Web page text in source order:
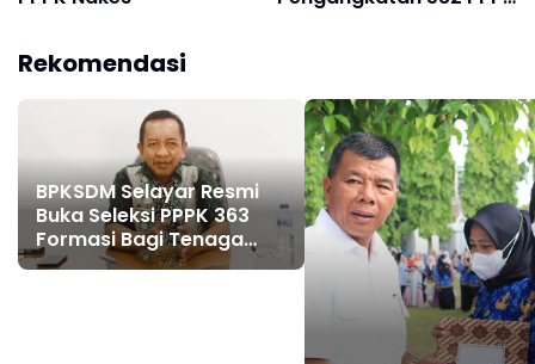
Rekomendasi
BPKSDM Selayar Resmi
Buka Seleksi PPPK 363
Formasi Bagi Tenaga
Kesehatan dan Guru